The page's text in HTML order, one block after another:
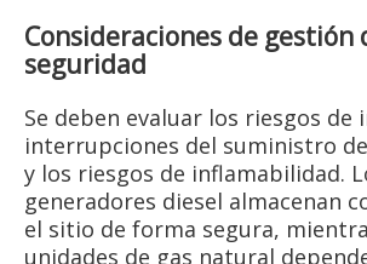
Consideraciones de gestión
seguridad
Se deben evaluar los riesgos de
interrupciones del suministro
y los riesgos de inflamabilidad.
generadores diesel almacenan
el sitio de forma segura,
unidades de gas natural